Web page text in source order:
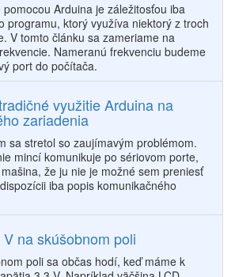
Arduina je záležitosťou iba
programu, ktorý využíva niektorý z troch
V tomto článku sa zameriame na
Nameranú frekvenciu budeme
port do počítača.
využitie Arduina na
zariadenia
sa stretol so zaujímavým problémom.
mincí komunikuje po sériovom porte,
že ju nie je možné sem preniesť
iba popis komunikačného
na skúšobnom poli
poli sa občas hodí, keď máme k